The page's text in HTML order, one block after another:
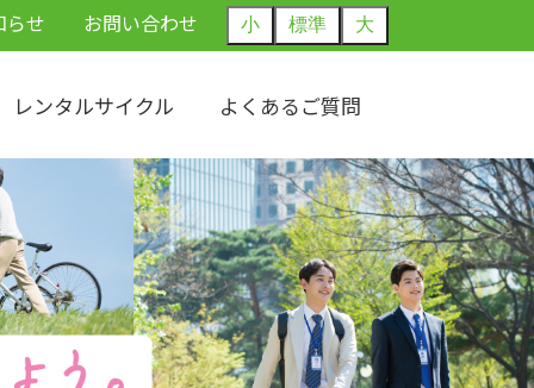
らせ お問い合わせ 小 標準 大
レンタルサイクル よくあるご質問